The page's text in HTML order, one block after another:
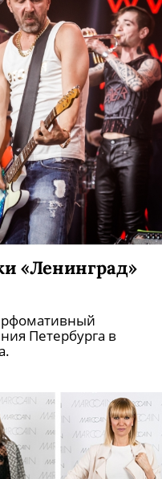
«Ленинград»
Петербурга в